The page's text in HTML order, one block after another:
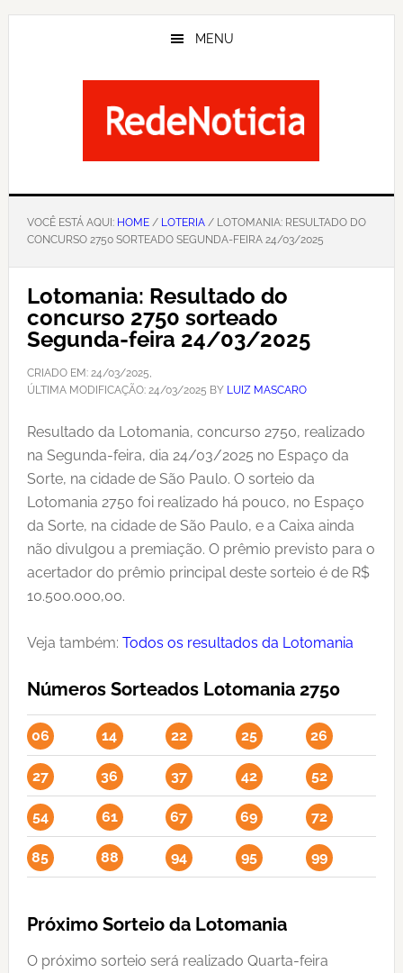
Skip
MENU
VOCÊ ESTÁ AQUI: HOME/ LOTERIA/ LOTOMANIA: RESULTADO DO
CONCURSO 2750 SORTEADO SEGUNDA-FEIRA 24/03/2025
Lotomania: Resultado do
concurso 2750 sorteado
Segunda-feira 24/03/2025
CRIADO EM: 24/03/2025,
ÚLTIMA MODIFICAÇÃO: 24/03/2025 BY LUIZ MASCARO
Resultado da Lotomania, concurso 2750, realizado
na Segunda-feira, dia 24/03/2025 no Espaço da
Sorte, na cidade de São Paulo. O sorteio da
Lotomania 2750 foi realizado há pouco, no Espaço
da Sorte, na cidade de São Paulo, e a Caixa ainda
não divulgou a premiação. O prêmio previsto para o
acertador do prêmio principal deste sorteio é de R$
10.500.000,00.
Veja também: Todos os resultados da Lotomania
Números Sorteados Lotomania 2750
06 14 22 25 26
27 36 37 42 52
54 61 67 69 72
85 88 94 95 99
Próximo Sorteio da Lotomania
O próximo sorteio será realizado Quarta-feira